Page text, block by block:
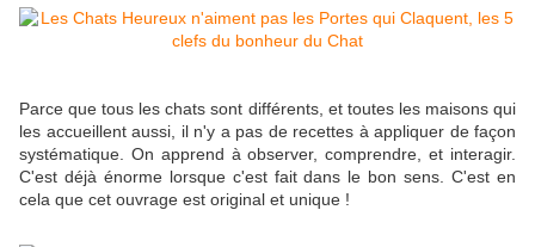
Parce que tous les chats sont différents, et toutes les maisons qui
les accueillent aussi, il n'y a pas de recettes à appliquer de façon
systématique. On apprend à observer, comprendre, et interagir.
C'est déjà énorme lorsque c'est fait dans le bon sens. C'est en
cela que cet ouvrage est original et unique !